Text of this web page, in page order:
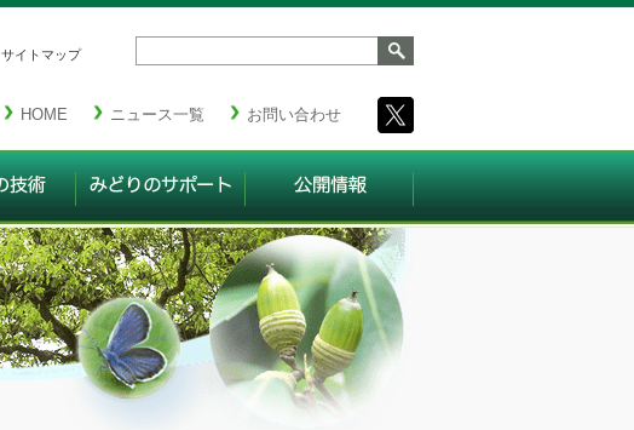
HOME ニュース一覧 お問い合わせ
サイトマップ